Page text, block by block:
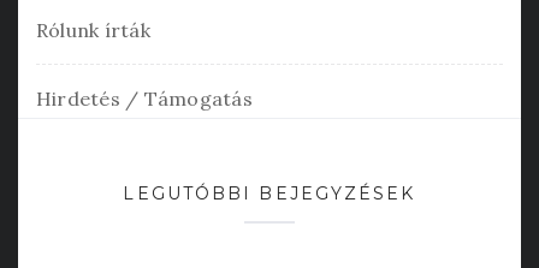
Rólunk írták
Hirdetés / Támogatás
LEGUTÓBBI BEJEGYZÉSEK